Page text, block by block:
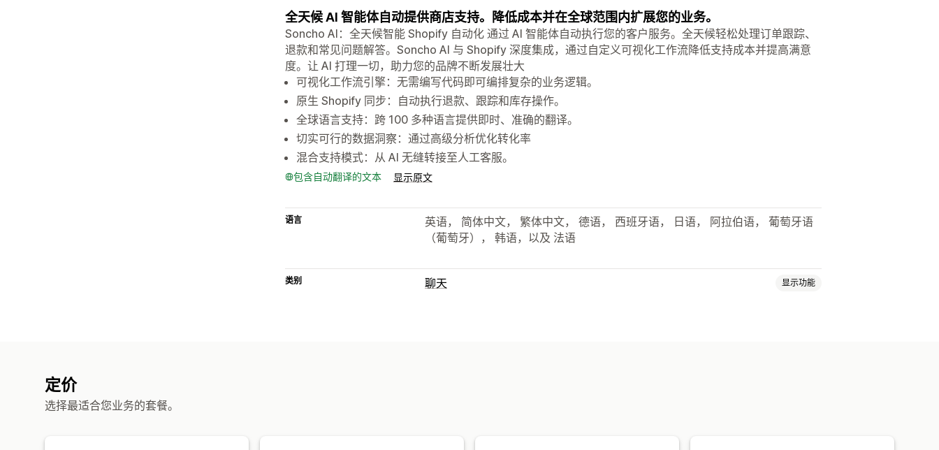
全天候 AI 智能体自动提供商店支持。降低成本并在全球范围内扩展您的业务。
Soncho AI：全天候智能 Shopify 自动化 通过 AI 智能体自动执行您的客户服务。全天候轻松处理订单跟踪、
退款和常见问题解答。Soncho AI 与 Shopify 深度集成，通过自定义可视化工作流降低支持成本并提高满意
度。让 AI 打理一切，助力您的品牌不断发展壮大
可视化工作流引擎：无需编写代码即可编排复杂的业务逻辑。
原生 Shopify 同步：自动执行退款、跟踪和库存操作。
全球语言支持：跨 100 多种语言提供即时、准确的翻译。
切实可行的数据洞察：通过高级分析优化转化率
混合支持模式：从 AI 无缝转接至人工客服。
包含自动翻译的文本 显示原文
语言
英语， 简体中文， 繁体中文， 德语， 西班牙语， 日语， 阿拉伯语， 葡萄牙语
（葡萄牙）， 韩语，以及 法语
类别 聊天 显示功能
定价
选择最适合您业务的套餐。